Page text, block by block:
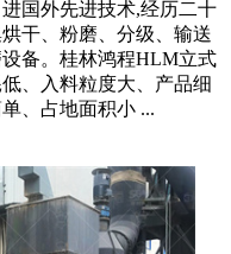
国外先进技术,经历二十
干、粉磨、分级、输送
备。桂林鸿程HLM立式
、入料粒度大、产品细
、占地面积小 ...